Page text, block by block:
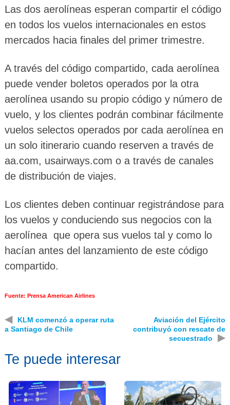
Las dos aerolíneas esperan compartir el código
en todos los vuelos internacionales en estos
mercados hacia finales del primer trimestre.
A través del código compartido, cada aerolínea
puede vender boletos operados por la otra
aerolínea usando su propio código y número de
vuelo, y los clientes podrán combinar fácilmente
vuelos selectos operados por cada aerolínea en
un solo itinerario cuando reserven a través de
aa.com, usairways.com o a través de canales
de distribución de viajes.
Los clientes deben continuar registrándose para
los vuelos y conduciendo sus negocios con la
aerolínea que opera sus vuelos tal y como lo
hacían antes del lanzamiento de este código
compartido.
Fuente: Prensa American Airlines
◀
KLM comenzó a operar ruta
a Santiago de Chile
Aviación del Ejército
contribuyó con rescate de
secuestrado
▶
Te puede interesar